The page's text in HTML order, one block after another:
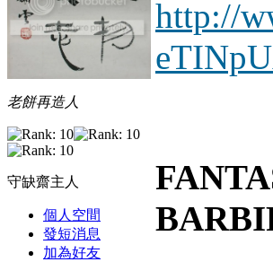
老餅再造人
守缺齋主人
個人空間
發短消息
加為好友
http://